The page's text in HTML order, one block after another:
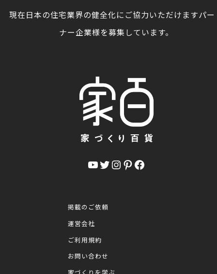
現在日本の住宅業界の健全化にご協力いただけますパ
ナー企業様を募集しています。
YouTube Twitter InstagramPinterest Facebook
掲載のご依頼
運営会社
ご利用規約
お問い合わせ